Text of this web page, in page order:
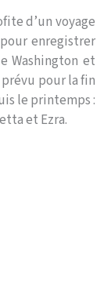
d’un voyage
enregistrer
Washington et
prévu pour la fin
le printemps :
et Ezra.